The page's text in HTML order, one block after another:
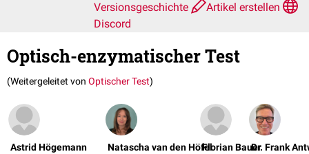
Versionsgeschichte
Artikel erstellen
Discord
Optisch-enzymatischer Test
(Weitergeleitet von Optischer Test)
Astrid Högemann Natascha van den HöfelFlorian BauerDr. Frank